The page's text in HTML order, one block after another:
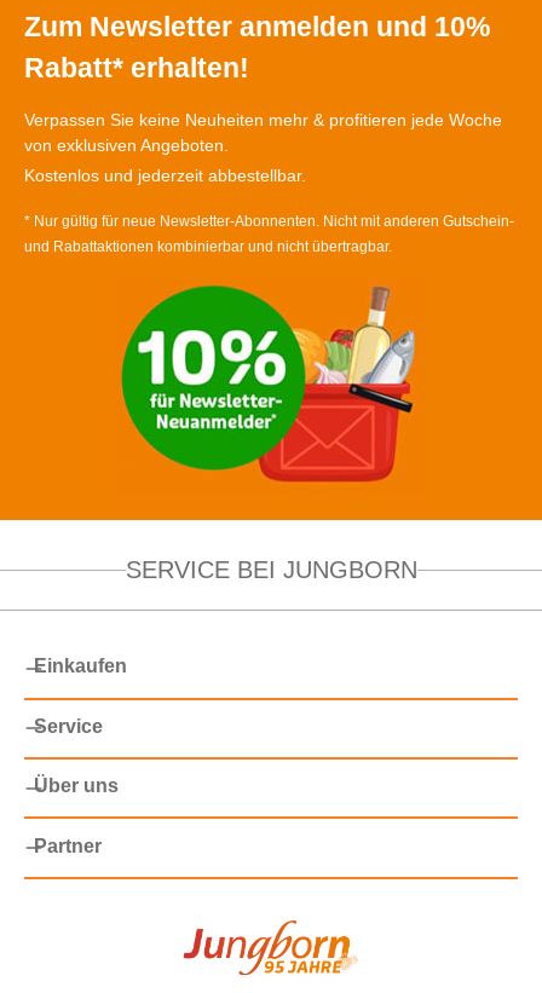
Zum Newsletter anmelden und 10%
Rabatt* erhalten!
Verpassen Sie keine Neuheiten mehr & profitieren jede Woche
von exklusiven Angeboten.
Kostenlos und jederzeit abbestellbar.
* Nur gültig für neue Newsletter-Abonnenten. Nicht mit anderen Gutschein-
und Rabattaktionen kombinierbar und nicht übertragbar.
SERVICE BEI JUNGBORN
Einkaufen
Service
Über uns
Partner